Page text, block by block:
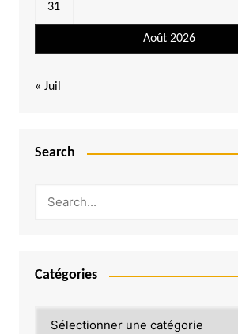
Août 2026
31
« Juil
Search
Catégories